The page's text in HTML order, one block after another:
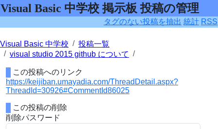
Visual Basic 中学校 掲示板 投稿の管理
タグのない投稿を抽出 統計 RSS
Visual Basic 中学校
投稿一覧
visual studio 2015 github について
この投稿へのリンク
https://keijiban.umayadia.com/ThreadDetail.aspx?
ThreadId=30926#CommentId86025
この投稿の削除
削除パスワード